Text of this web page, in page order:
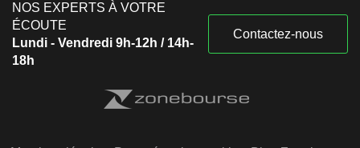
NOS EXPERTS À VOTRE
ÉCOUTE
Lundi - Vendredi 9h-12h / 14h-
18h
Contactez-nous